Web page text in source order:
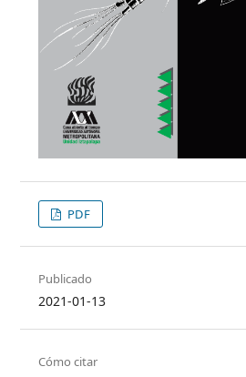
PDF
Publicado
2021-01-13
Cómo citar